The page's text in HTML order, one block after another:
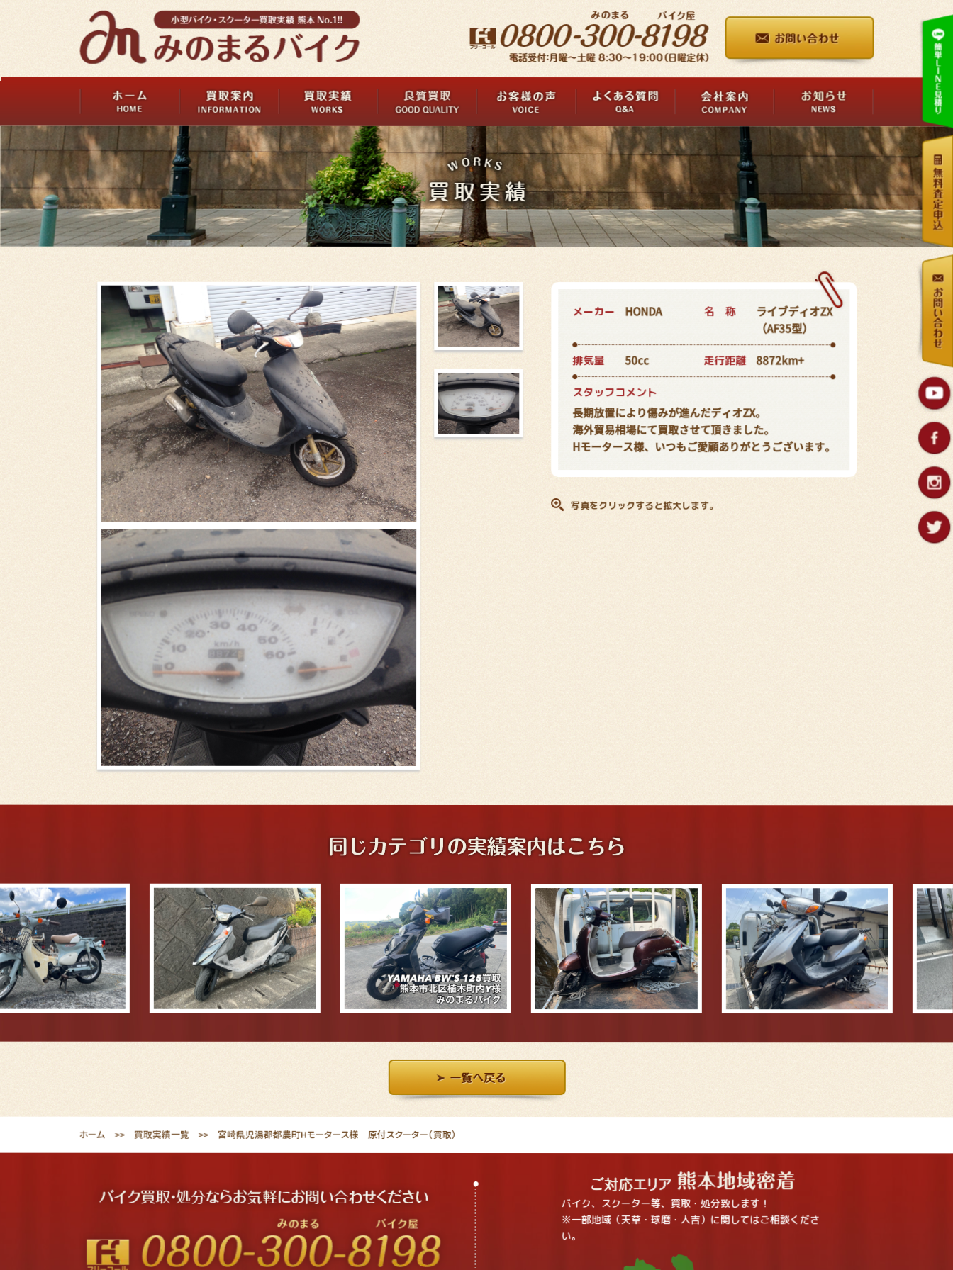
メーカー HONDA 名 称 ライブディオZX
（AF35型）
排気量 50cc 走行距離 8872km+
スタッフコメント
長期放置により傷みが進んだディオZX。
海外貿易相場にて買取させて頂きました。
Hモータース様、いつもご愛顧ありがとうございます。
写真をクリックすると拡大します。
ホーム 買取実績一覧 宮崎県児湯郡都農町Hモータース様 原付スクーター（買取）
バイク、スクーター等、買取・処分致します！
※一部地域（天草・球磨・人吉）に関してはご相談くださ
い。